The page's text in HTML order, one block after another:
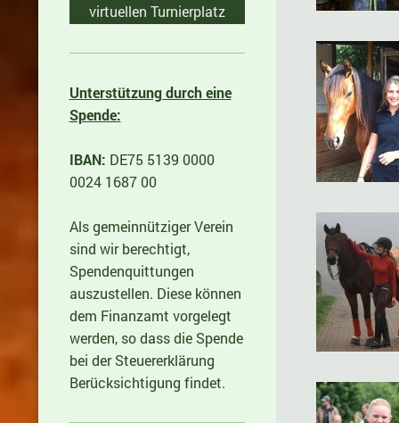
virtuellen Turnierplatz
Unterstützung durch eine
Spende:
IBAN: DE75 5139 0000
0024 1687 00
Als gemeinnütziger Verein
sind wir berechtigt,
Spendenquittungen
auszustellen. Diese können
dem Finanzamt vorgelegt
werden, so dass die Spende
bei der Steuererklärung
Berücksichtigung findet.